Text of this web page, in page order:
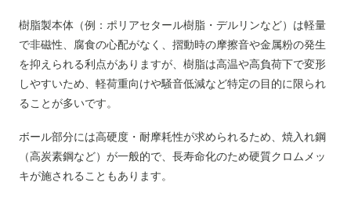
樹脂製本体（例：ポリアセタール樹脂・デルリンなど）は軽量
で非磁性、腐食の心配がなく、摺動時の摩擦音や金属粉の発生
を抑えられる利点がありますが、樹脂は高温や高負荷下で変形
しやすいため、軽荷重向けや騒音低減など特定の目的に限られ
ることが多いです。
ボール部分には高硬度・耐摩耗性が求められるため、焼入れ鋼
（高炭素鋼など）が一般的で、長寿命化のため硬質クロムメッ
キが施されることもあります。